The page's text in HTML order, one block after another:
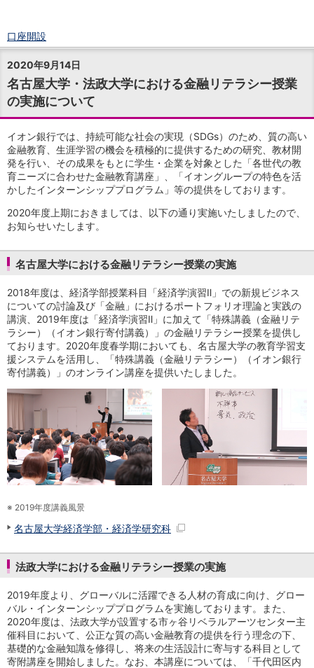
口座開設
ログイン
チャット
メニュー
商品・サービス
預金
円預金TOP
普通預金
定期預金
積立式定期預金
外貨預金 TOP
外貨普通預金
外貨定期預金
資産運用
投資信託TOP
証券口座開設
投信つみたて
NISA
金銭信託
金銭信託のしくみ
取扱商品一覧
iDeCo・国民年金基金
iDeCo（個人型確定拠出年金）
国民年金基金
ロボアドバイザークラウドファンディングTOP
WealthNavi for イオン銀行（ロボアドバイザー）
funds
まいクラウドファンディング
住宅ローン
お借換えの方
フラット35
リ・バース60
目的別ローン
目的別ローンマイページ
保険
保険TOP
個人年金保険
2020年9月14日
名古屋大学・法政大学における金融リテラシー授業
の実施について
イオン銀行では、持続可能な社会の実現（SDGs）のため、質の高い
金融教育、生涯学習の機会を積極的に提供するための研究、教材開
発を行い、その成果をもとに学生・企業を対象とした「各世代の教
育ニーズに合わせた金融教育講座」、「イオングループの特色を活
かしたインターンシッププログラム」等の提供をしております。
2020年度上期におきましては、以下の通り実施いたしましたので、
お知らせいたします。
名古屋大学における金融リテラシー授業の実施
2018年度は、経済学部授業科目「経済学演習Ⅱ」での新規ビジネス
についての討論及び「金融」におけるポートフォリオ理論と実践の
講演、2019年度は「経済学演習Ⅱ」に加えて「特殊講義（金融リテ
ラシー）（イオン銀行寄付講義）」の金融リテラシー授業を提供し
ております。2020年度春学期においても、名古屋大学の教育学習支
援システムを活用し、「特殊講義（金融リテラシー）（イオン銀行
寄付講義）」のオンライン講座を提供いたしました。
※ 2019年度講義風景
名古屋大学経済学部・経済学研究科
法政大学における金融リテラシー授業の実施
2019年度より、グローバルに活躍できる人材の育成に向け、グロー
バル・インターンシッププログラムを実施しております。また、
2020年度は、法政大学が設置する市ヶ谷リベラルアーツセンター主
催科目において、公正な質の高い金融教育の提供を行う理念の下、
基礎的な金融知識を修得し、将来の生活設計に寄与する科目として
寄附講座を開始しました。なお、本講座については、「千代田区内